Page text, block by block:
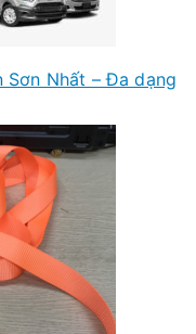
Sơn Nhất – Đa dạng